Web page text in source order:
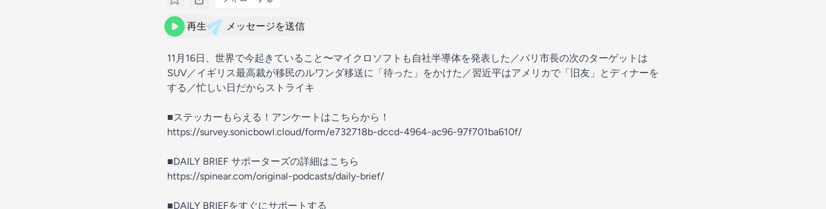
再生 メッセージを送信
11月16日、世界で今起きていること〜マイクロソフトも自社半導体を発表した／パリ市長の次のターゲットは
SUV／イギリス最高裁が移民のルワンダ移送に「待った」をかけた／習近平はアメリカで「旧友」とディナーを
する／忙しい日だからストライキ
■ステッカーもらえる！アンケートはこちらから！
https://survey.sonicbowl.cloud/form/e732718b-dccd-4964-ac96-97f701ba610f/
■DAILY BRIEF サポーターズの詳細はこちら
https://spinear.com/original-podcasts/daily-brief/
■DAILY BRIEFをすぐにサポートする